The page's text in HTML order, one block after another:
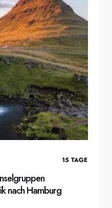
15 TAGE
nach Hamburg